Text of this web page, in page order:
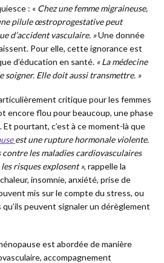
: « Chez une femme migraineuse,
pilule œstroprogestative peut
d’accident vasculaire. »Une donnée
Pour elle, cette ignorance est
d’éducation en santé. « La médecine
soigner. Elle doit aussi transmettre. »
critique pour les femmes
encore flou pour beaucoup, une phase
pourtant, c’est à ce moment-là que
est une rupture hormonale violente.
les maladies cardiovasculaires
risques explosent », rappelle la
insomnie, anxiété, prise de
mis sur le compte du stress, ou
qu’ils peuvent signaler un dérèglement
est abordée de manière
accompagnement